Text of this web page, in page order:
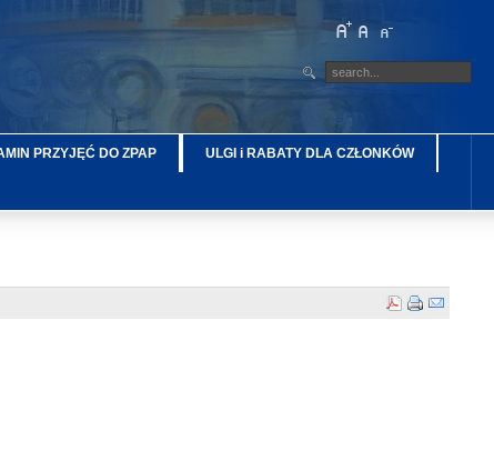
PRZYJĘĆ DO ZPAP ULGI i RABATY DLA CZŁONKÓW